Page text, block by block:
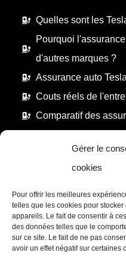
Gérer le
cookies
Pour offrir les meilleures
telles que les cookies pour
appareils. Le fait de consentir à
des données telles que le
sur ce site. Le fait de ne pas
avoir un effet négatif sur certaines
Quelles sont les
Pourquoi
d'autres marques ?
Assurance auto
Couts réels de
Comparatif des
INFORMATIONS
Mentions légales
Politique de
confidentialité